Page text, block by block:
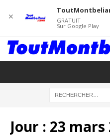
Jour : 23 mars
✕ GRATUIT
Sur Google Play